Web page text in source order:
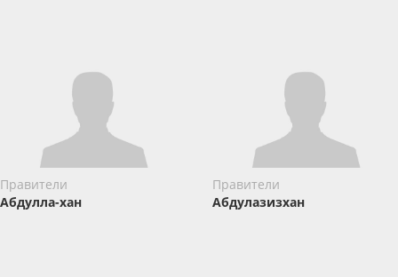
Правители
Абдулла-хан
Правители
Абдулазизхан